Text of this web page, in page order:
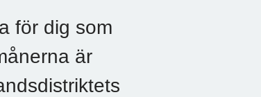
för dig som
är